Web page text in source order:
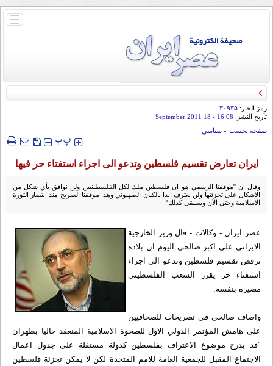
باز
رمز الخبر: ۳۰۹۳۵
تأريخ النشر: 16:08
- 18 September 2011
صفحه نخست » سياسي
‍‍‍ پپ
ايران تعارض تقسيم فلسطين وتدعو الى اجراء استفتاء حر فيها
وقال ان "موقفنا الرسمي هو ان فلسطين ملك لكل الفلسطينيين ولن نوافق بأي شكل من
الاشكال على تجزئتها ولن نعترف ابدا بالكيان الصهيوني وهذا موقفنا الصريح منذ انتصار الثورة
الاسلامية وحتى الآن وسيبقى كذلك".
عصر ایران - وکالات - قال وزير الخارجية
الايراني علي اكبر صالحي اليوم ان بلاده
ترفض تقسيم فلسطين وتدعو الى اجراء
استفتاء حر يقرر الشعب الفلسطيني
مصيره بنفسه.
واضاف صالحي في تصريحات للصحافيين
على هامش المؤتمر الدولي الاول للصحوة الاسلامية المنعقد حاليا بطهران
"قد يدرج موضوع الاعتراف بفلسطين كدولة مستقلة على جدول اعمال
الاجتماع المقبل للجمعية العامة للامم المتحدة لكن لا يمكن تجزئة فلسطين